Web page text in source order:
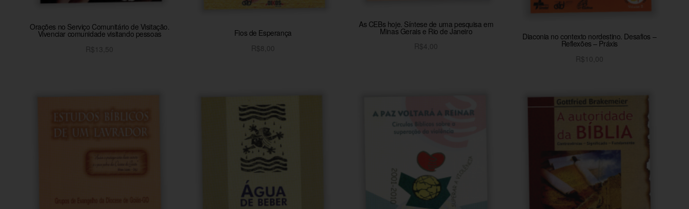
Orações no Serviço Comunitário de Visitação.
Vivenciar comunidade visitando pessoas
R$ 13,50
Fios de Esperança
R$8,00
As CEBs hoje. Síntese de uma pesquisa em
Minas Gerais e Rio de Janeiro
R$4,00
Diaconia no contexto nordestino. Desafios –
Reflexões – Práxis
R$ 10,00